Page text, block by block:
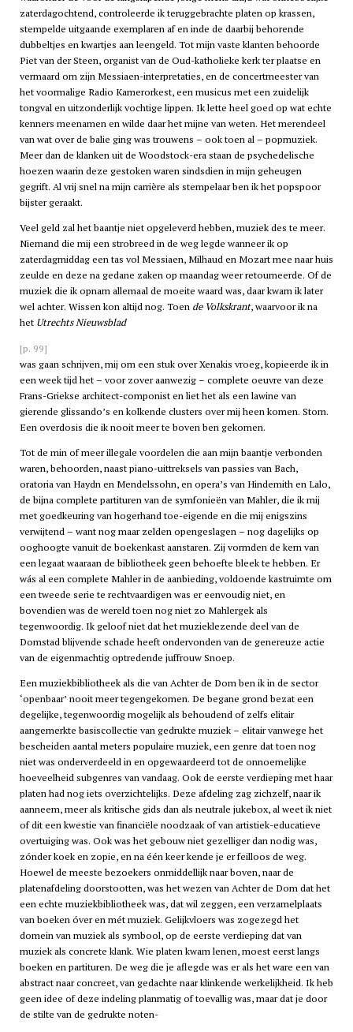
zaterdagochtend, controleerde ik teruggebrachte platen op krassen,
stempelde uitgaande exemplaren af en inde de daarbij behorende
dubbeltjes en kwartjes aan leengeld. Tot mijn vaste klanten behoorde
Piet van der Steen, organist van de Oud-katholieke kerk ter plaatse en
vermaard om zijn Messiaen-interpretaties, en de concertmeester van
het voormalige Radio Kamerorkest, een musicus met een zuidelijk
tongval en uitzonderlijk vochtige lippen. Ik lette heel goed op wat echte
kenners meenamen en wilde daar het mijne van weten. Het merendeel
van wat over de balie ging was trouwens – ook toen al – popmuziek.
Meer dan de klanken uit de Woodstock-era staan de psychedelische
hoezen waarin deze gestoken waren sindsdien in mijn geheugen
gegrift. Al vrij snel na mijn carrière als stempelaar ben ik het popspoor
bijster geraakt.
Veel geld zal het baantje niet opgeleverd hebben, muziek des te meer.
Niemand die mij een strobreed in de weg legde wanneer ik op
zaterdagmiddag een tas vol Messiaen, Milhaud en Mozart mee naar huis
zeulde en deze na gedane zaken op maandag weer retourneerde. Of de
muziek die ik opnam allemaal de moeite waard was, daar kwam ik later
wel achter. Wissen kon altijd nog. Toen de Volkskrant, waarvoor ik na
het Utrechts Nieuwsblad
[p. 99]
was gaan schrijven, mij om een stuk over Xenakis vroeg, kopieerde ik in
een week tijd het – voor zover aanwezig – complete oeuvre van deze
Frans-Griekse architect-componist en liet het als een lawine van
gierende glissando’s en kolkende clusters over mij heen komen. Stom.
Een overdosis die ik nooit meer te boven ben gekomen.
Tot de min of meer illegale voordelen die aan mijn baantje verbonden
waren, behoorden, naast piano-uittreksels van passies van Bach,
oratoria van Haydn en Mendelssohn, en opera’s van Hindemith en Lalo,
de bijna complete partituren van de symfonieën van Mahler, die ik mij
met goedkeuring van hogerhand toe-eigende en die mij enigszins
verwijtend – want nog maar zelden opengeslagen – nog dagelijks op
ooghoogte vanuit de boekenkast aanstaren. Zij vormden de kern van
een legaat waaraan de bibliotheek geen behoefte bleek te hebben. Er
wás al een complete Mahler in de aanbieding, voldoende kastruimte om
een tweede serie te rechtvaardigen was er eenvoudig niet, en
bovendien was de wereld toen nog niet zo Mahlergek als
tegenwoordig. Ik geloof niet dat het muzieklezende deel van de
Domstad blijvende schade heeft ondervonden van de genereuze actie
van de eigenmachtig optredende juffrouw Snoep.
Een muziekbibliotheek als die van Achter de Dom ben ik in de sector
‘openbaar’ nooit meer tegengekomen. De begane grond bezat een
degelijke, tegenwoordig mogelijk als behoudend of zelfs elitair
aangemerkte basiscollectie van gedrukte muziek – elitair vanwege het
bescheiden aantal meters populaire muziek, een genre dat toen nog
niet was onderverdeeld in en opgewaardeerd tot de onnoemelijke
hoeveelheid subgenres van vandaag. Ook de eerste verdieping met haar
platen had nog iets overzichtelijks. Deze afdeling zag zichzelf, naar ik
aanneem, meer als kritische gids dan als neutrale jukebox, al weet ik niet
of dit een kwestie van financiële noodzaak of van artistiek-educatieve
overtuiging was. Ook was het gebouw niet gezelliger dan nodig was,
zónder koek en zopie, en na één keer kende je er feilloos de weg.
Hoewel de meeste bezoekers onmiddellijk naar boven, naar de
platenafdeling doorstootten, was het wezen van Achter de Dom dat het
een echte muziekbibliotheek was, dat wil zeggen, een verzamelplaats
van boeken óver en mét muziek. Gelijkvloers was zogezegd het
domein van muziek als symbool, op de eerste verdieping dat van
muziek als concrete klank. Wie platen kwam lenen, moest eerst langs
boeken en partituren. De weg die je aflegde was er als het ware een van
abstract naar concreet, van gedachte naar klinkende werkelijkheid. Ik heb
geen idee of deze indeling planmatig of toevallig was, maar dat je door
de stilte van de gedrukte noten-